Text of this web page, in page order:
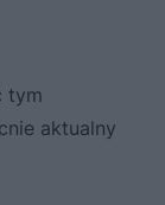
tym
aktualny